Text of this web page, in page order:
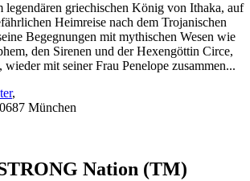
legendären griechischen König von Ithaka, auf
Heimreise nach dem Trojanischen
Begegnungen mit mythischen Wesen wie
den Sirenen und der Hexengöttin Circe,
wieder mit seiner Frau Penelope zusammen...
,
München
Nation (TM)